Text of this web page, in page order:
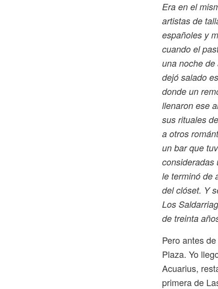
Era en el
artistas de
españoles y
cuando el
una noche
dejó salado
donde un
llenaron ese
sus rituales
a otros
un bar que
consideradas
le terminó de
del clóset. Y
Los
de treinta
Pero antes
Plaza. Yo
Acuarius,
primera de